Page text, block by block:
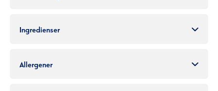
Ingredienser
Allergener